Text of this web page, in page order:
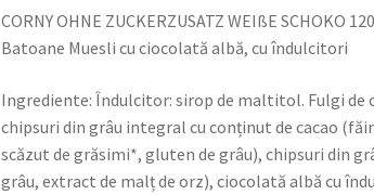
CORNY OHNE ZUCKERZUSATZ WEIßE SCHOKO
Batoane Muesli cu ciocolată albă, cu îndulcitori
Ingrediente: Îndulcitor: sirop de maltitol. Fulgi de
chipsuri din grâu integral cu conținut de cacao
scăzut de grăsimi*, gluten de grâu), chipsuri din
grâu, extract de malț de orz), ciocolată albă cu